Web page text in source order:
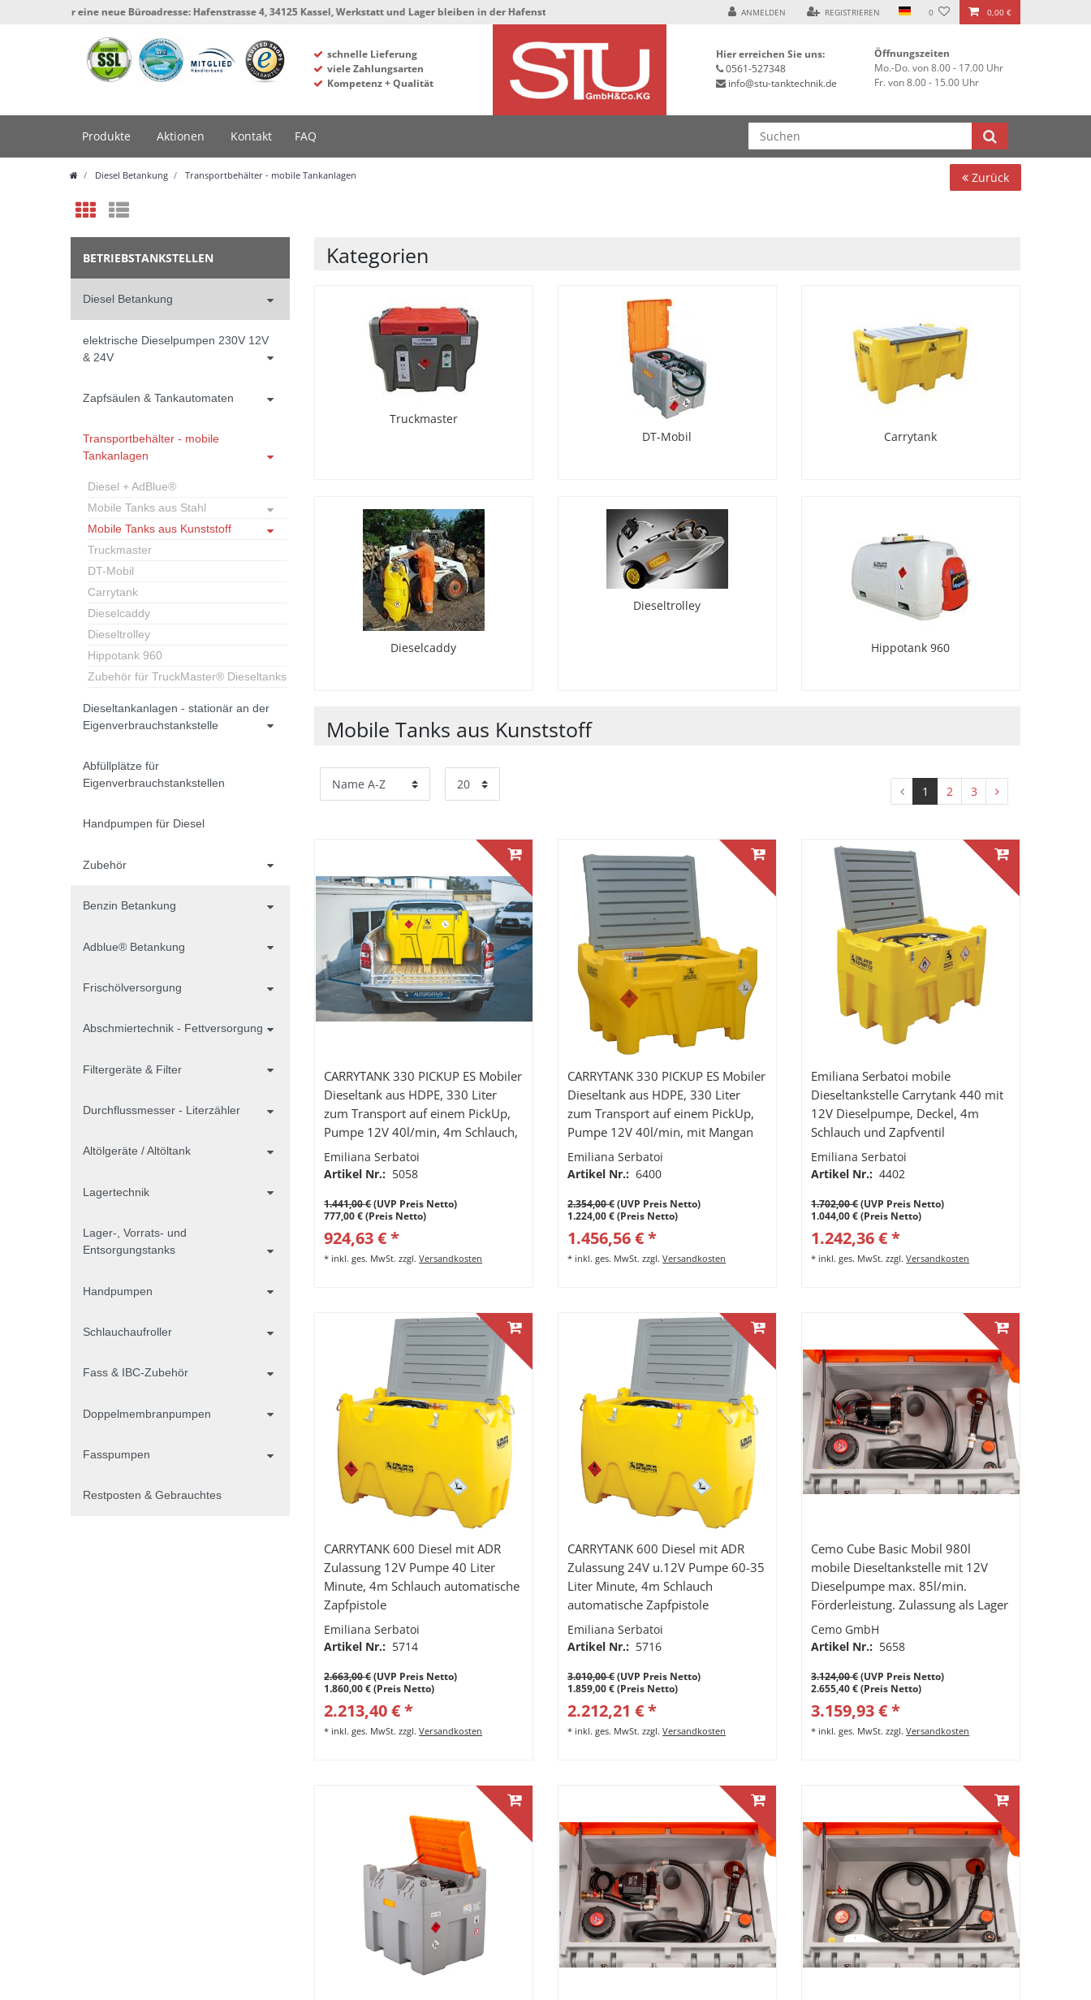
Büroadresse: Hafenstrasse 4, 34125 Kassel, Werkstatt und Lager bleiben in der Hafenstrasse 76, 34125 Kassel *** ANMELDEN REGISTRIEREN 0 0,00 €
schnelle Lieferung
viele Zahlungsarten
Kompetenz + Qualität
Hier erreichen Sie uns:
0561-527348
info@stu-tanktechnik.de
Öffnungszeiten
Mo.-Do. von 8.00 - 17.00 Uhr
Fr. von 8.00 - 15.00 Uhr
Produkte Aktionen Kontakt FAQ
Diesel Betankung Transportbehälter - mobile Tankanlagen Zurück
BETRIEBSTANKSTELLEN
Diesel Betankung
elektrische Dieselpumpen 230V 12V
& 24V
Zapfsäulen & Tankautomaten
Transportbehälter - mobile
Tankanlagen
Diesel + AdBlue®
Mobile Tanks aus Stahl
Mobile Tanks aus Kunststoff
Truckmaster
DT-Mobil
Carrytank
Dieselcaddy
Dieseltrolley
Hippotank 960
Zubehör für TruckMaster® Dieseltanks
Dieseltankanlagen - stationär an der
Eigenverbrauchstankstelle
Abfüllplätze für
Eigenverbrauchstankstellen
Handpumpen für Diesel
Zubehör
Benzin Betankung
Adblue® Betankung
Frischölversorgung
Abschmiertechnik - Fettversorgung
Filtergeräte & Filter
Durchflussmesser - Literzähler
Altölgeräte / Altöltank
Lagertechnik
Lager-, Vorrats- und
Entsorgungstanks
Handpumpen
Schlauchaufroller
Fass & IBC-Zubehör
Doppelmembranpumpen
Fasspumpen
Restposten & Gebrauchtes
Kategorien
Truckmaster
DT-Mobil
Carrytank
Dieselcaddy
Dieseltrolley
Hippotank 960
Mobile Tanks aus Kunststoff
1 2 3
CARRYTANK 330 PICKUP ES Mobiler
Dieseltank aus HDPE, 330 Liter
zum Transport auf einem PickUp,
Pumpe 12V 40l/min, 4m Schlauch,
autom. Zapfventil
Emiliana Serbatoi
Artikel Nr.: 5058
1.441,00 €(UVP Preis Netto)
777,00 € (Preis Netto)
924,63 € *
* inkl. ges. MwSt. zzgl.Versandkosten
CARRYTANK 330 PICKUP ES Mobiler
Dieseltank aus HDPE, 330 Liter
zum Transport auf einem PickUp,
Pumpe 12V 40l/min, mit Mangan
Akku und 230V Ladegerät, 4m
Schlauch, autom. Zapfventil,
Emiliana Serbatoi
Artikel Nr.: 6400
2.354,00 €(UVP Preis Netto)
1.224,00 € (Preis Netto)
1.456,56 € *
* inkl. ges. MwSt. zzgl.Versandkosten
Emiliana Serbatoi mobile
Dieseltankstelle Carrytank 440 mit
12V Dieselpumpe, Deckel, 4m
Schlauch und Zapfventil
Emiliana Serbatoi
Artikel Nr.: 4402
1.702,00 €(UVP Preis Netto)
1.044,00 € (Preis Netto)
1.242,36 € *
* inkl. ges. MwSt. zzgl.Versandkosten
CARRYTANK 600 Diesel mit ADR
Zulassung 12V Pumpe 40 Liter
Minute, 4m Schlauch automatische
Zapfpistole
Emiliana Serbatoi
Artikel Nr.: 5714
2.663,00 €(UVP Preis Netto)
1.860,00 € (Preis Netto)
2.213,40 € *
* inkl. ges. MwSt. zzgl.Versandkosten
CARRYTANK 600 Diesel mit ADR
Zulassung 24V u.12V Pumpe 60-35
Liter Minute, 4m Schlauch
automatische Zapfpistole
Emiliana Serbatoi
Artikel Nr.: 5716
3.010,00 €(UVP Preis Netto)
1.859,00 € (Preis Netto)
2.212,21 € *
* inkl. ges. MwSt. zzgl.Versandkosten
Cemo Cube Basic Mobil 980l
mobile Dieseltankstelle mit 12V
Dieselpumpe max. 85l/min.
Förderleistung. Zulassung als Lager
+ Transporttank, 4m
Abfüllschlauch, automatisches
Cemo GmbH
Artikel Nr.: 5658
3.124,00 €(UVP Preis Netto)
2.655,40 € (Preis Netto)
3.159,93 € *
* inkl. ges. MwSt. zzgl.Versandkosten